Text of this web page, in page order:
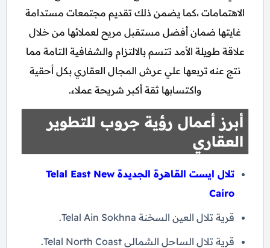
الاهتمامات ،كما يضمن ذلك تقديم مجتمعات مستدامة
غايتها ضمان أفضل مستقبل مريح لعملائها من خلال
علاقة طويلة الأمد تتسم بالالتزام والشفافية التامة مما
نتج عنه تربعها علي عرش المجال العقاري بكل أحقية
واكتسابها ثقة أكبر شريحة عملاء.
أبرز أعمال رؤية جروب للتطوير
العقاري
تلال ايست القاهرة الجديدة Telal East New
Cairo
قرية تلال العين السخنة Telal Ain Sokhna.
قرية تلال الساحل الشمالي Telal North Coast.